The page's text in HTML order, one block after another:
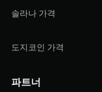
솔라나 가격
도지코인 가격
파트너